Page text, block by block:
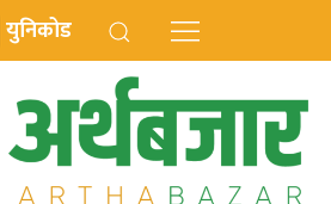
युनिकोड